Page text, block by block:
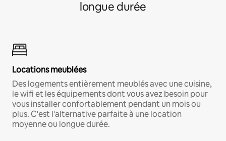
longue durée
Locations meublées
Des logements entièrement meublés avec une cuisine,
le wifi et les équipements dont vous avez besoin pour
vous installer confortablement pendant un mois ou
plus. C'est l'alternative parfaite à une location
moyenne ou longue durée.